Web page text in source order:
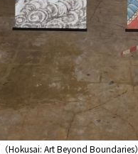
Hokusai: Art Beyond Boundaries）